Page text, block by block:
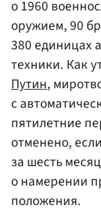
о 1960
оружием, 90
380 единицах
техники. Как
Путин,
с
пятилетние
отменено,
за шесть
о намерении
положения.